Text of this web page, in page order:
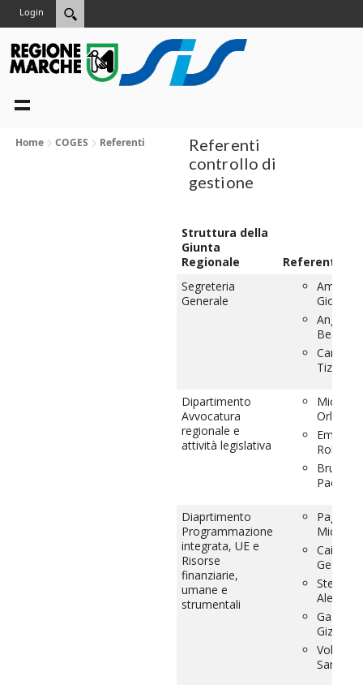
Login
Home COGES Referenti
Referenti
controllo di
gestione
Struttura della
Giunta
Regionale
Referente
Segreteria
Generale
Giorgia
Beatrice
Cantelli
Tiziana
Dipartimento
Avvocatura
regionale e
attività legislativa
Micucci
Orlando
Emili
Roberta
Brunori
Paola
Diaprtimento
Programmazione
integrata, UE e
Risorse
finanziarie,
umane e
strumentali
Michela
Caimmi
Gessica
Sternini
Giziana
Volpi
Samuela